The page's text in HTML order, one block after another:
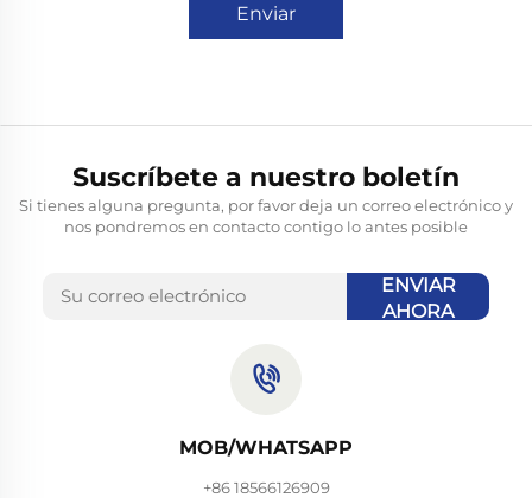
Enviar
Suscríbete a nuestro boletín
Si tienes alguna pregunta, por favor deja un correo electrónico y
nos pondremos en contacto contigo lo antes posible
ENVIAR
AHORA
MOB/WHATSAPP
+86 18566126909